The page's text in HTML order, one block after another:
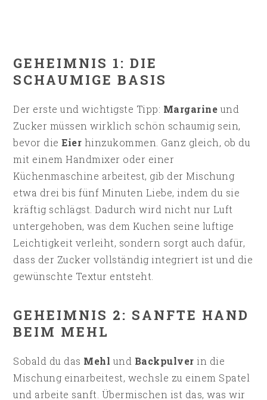
GEHEIMNIS 1: DIE
SCHAUMIGE BASIS
Der erste und wichtigste Tipp: Margarine und
Zucker müssen wirklich schön schaumig sein,
bevor dieEier hinzukommen. Ganz gleich, ob du
mit einem Handmixer oder einer
Küchenmaschine arbeitest, gib der Mischung
etwa drei bis fünf Minuten Liebe, indem du sie
kräftig schlägst. Dadurch wird nicht nur Luft
untergehoben, was dem Kuchen seine luftige
Leichtigkeit verleiht, sondern sorgt auch dafür,
dass der Zucker vollständig integriert ist und die
gewünschte Textur entsteht.
GEHEIMNIS 2: SANFTE HAND
BEIM MEHL
Sobald du das Mehl und Backpulver in die
Mischung einarbeitest, wechsle zu einem Spatel
und arbeite sanft. Übermischen ist das, was wir